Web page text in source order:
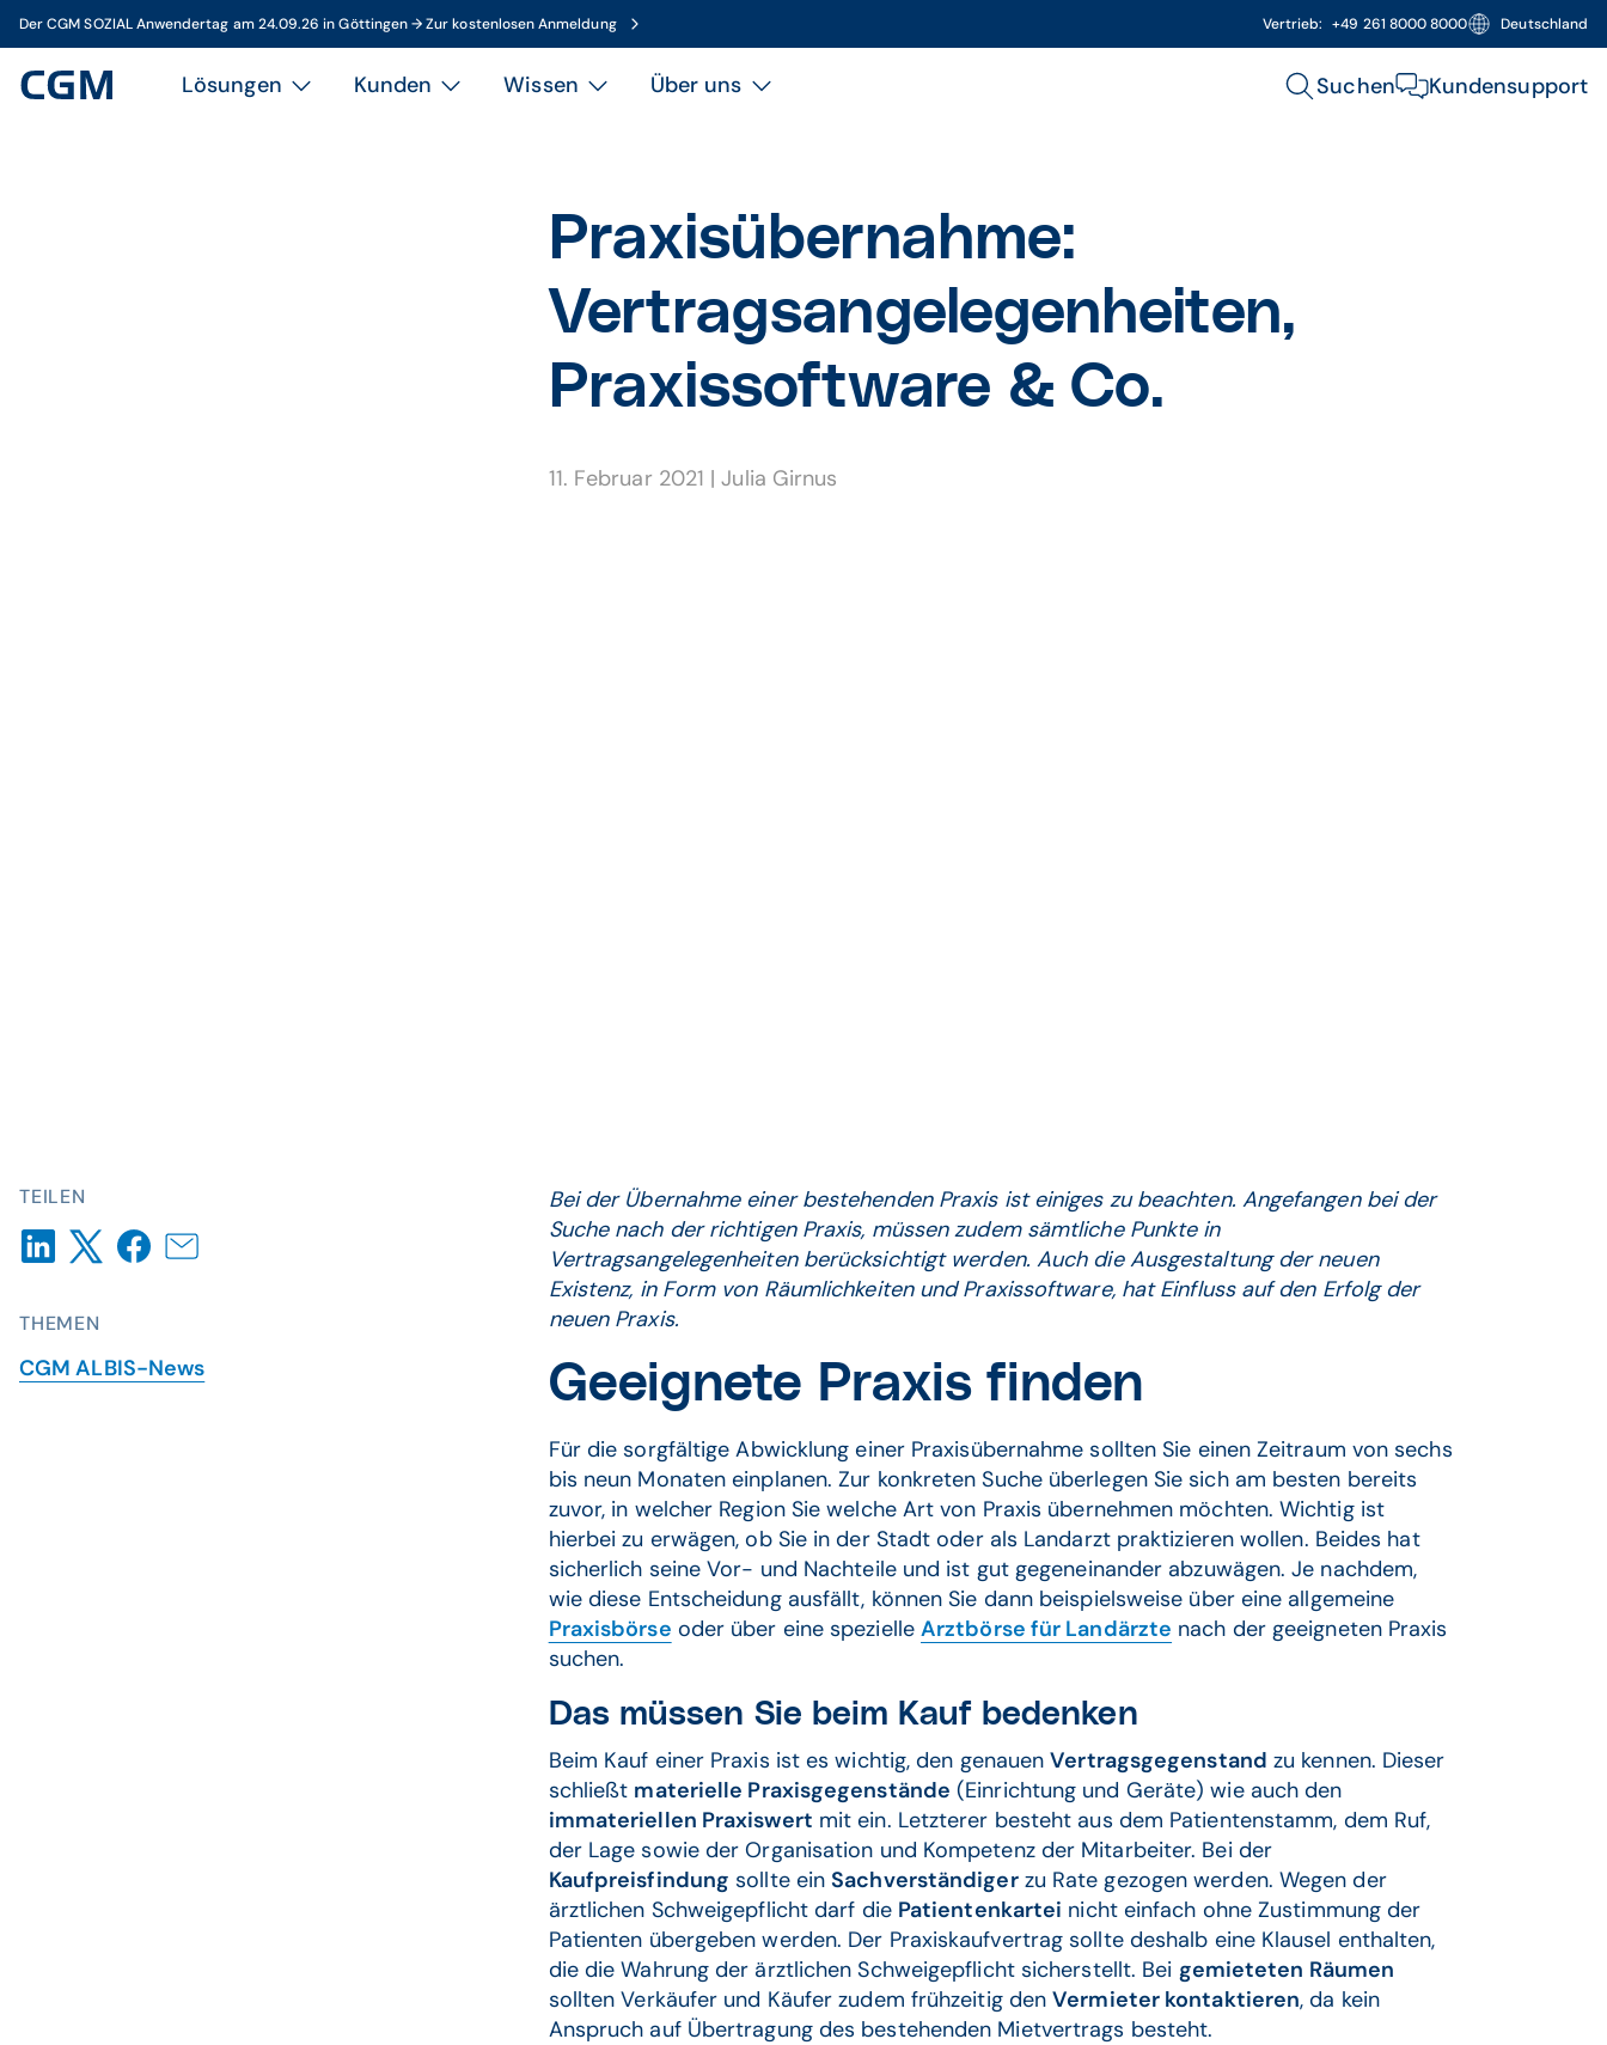
Der CGM SOZIAL Anwendertag am 24.09.26 in Göttingen → Zur kostenlosen Anmeldung Vertrieb: +49 261 8000 8000 Deutschland
Lösungen Kunden Wissen Über uns Suchen Kundensupport
Praxisübernahme:
Vertragsangelegenheiten,
Praxissoftware & Co.
11. Februar 2021 |Julia Girnus
TEILEN
THEMEN
CGM ALBIS-News
Bei der Übernahme einer bestehenden Praxis ist einiges zu beachten. Angefangen bei der
Suche nach der richtigen Praxis, müssen zudem sämtliche Punkte in
Vertragsangelegenheiten berücksichtigt werden. Auch die Ausgestaltung der neuen
Existenz, in Form von Räumlichkeiten und Praxissoftware, hat Einfluss auf den Erfolg der
neuen Praxis.
Geeignete Praxis finden
Für die sorgfältige Abwicklung einer Praxisübernahme sollten Sie einen Zeitraum von sechs
bis neun Monaten einplanen. Zur konkreten Suche überlegen Sie sich am besten bereits
zuvor, in welcher Region Sie welche Art von Praxis übernehmen möchten. Wichtig ist
hierbei zu erwägen, ob Sie in der Stadt oder als Landarzt praktizieren wollen. Beides hat
sicherlich seine Vor- und Nachteile und ist gut gegeneinander abzuwägen. Je nachdem,
wie diese Entscheidung ausfällt, können Sie dann beispielsweise über eine allgemeine
Praxisbörse oder über eine spezielle Arztbörse für Landärzte nach der geeigneten Praxis
suchen.
Das müssen Sie beim Kauf bedenken
Beim Kauf einer Praxis ist es wichtig, den genauenVertragsgegenstand zu kennen. Dieser
schließt materielle Praxisgegenstände (Einrichtung und Geräte) wie auch den
immateriellen Praxiswert mit ein. Letzterer besteht aus dem Patientenstamm, dem Ruf,
der Lage sowie der Organisation und Kompetenz der Mitarbeiter. Bei der
Kaufpreisfindung sollte einSachverständigerzu Rate gezogen werden. Wegen der
ärztlichen Schweigepflicht darf die Patientenkartei nicht einfach ohne Zustimmung der
Patienten übergeben werden. Der Praxiskaufvertrag sollte deshalb eine Klausel enthalten,
die die Wahrung der ärztlichen Schweigepflicht sicherstellt. Bei gemieteten Räumen
sollten Verkäufer und Käufer zudem frühzeitig denVermieter kontaktieren, da kein
Anspruch auf Übertragung des bestehenden Mietvertrags besteht.